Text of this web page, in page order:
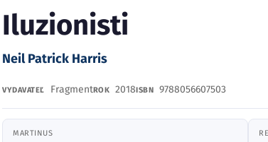
Iluzionisti
Neil Patrick Harris
VYDAVATEĽ FragmentROK 2018ISBN 9788056607503
MARTINUS